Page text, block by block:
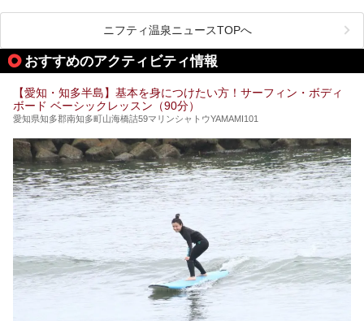
ムリエの目線で紹介していきます！
名古屋市内にはスーパー銭湯や日帰り温泉が多く、「どこに
行こうかな？」と悩んでしまう方も多いと思います。
ぜひこの記事を参考にして「キャナル・リゾート」に出かけ
てみるのはいかがでしょうか？
ニフティ温泉ニュースTOPへ
おすすめのアクティビティ情報
【愛知・知多半島】基本を身につけたい方！サーフィン・ボディ
ボード ベーシックレッスン（90分）
愛知県知多郡南知多町山海橋詰59マリンシャトウYAMAMI101